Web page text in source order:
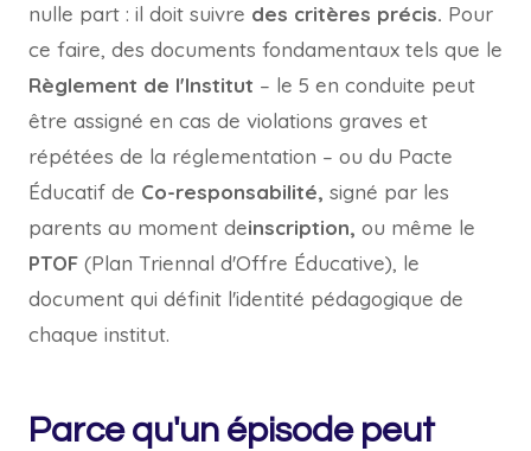
nulle part : il doit suivre des critères précis. Pour
ce faire, des documents fondamentaux tels que le
Règlement de l'Institut – le 5 en conduite peut
être assigné en cas de violations graves et
répétées de la réglementation – ou du Pacte
Éducatif de Co-responsabilité, signé par les
parents au moment deinscription, ou même le
PTOF (Plan Triennal d'Offre Éducative), le
document qui définit l'identité pédagogique de
chaque institut.
Parce qu'un épisode peut